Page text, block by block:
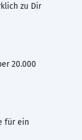
zu Dir
20.000
für ein